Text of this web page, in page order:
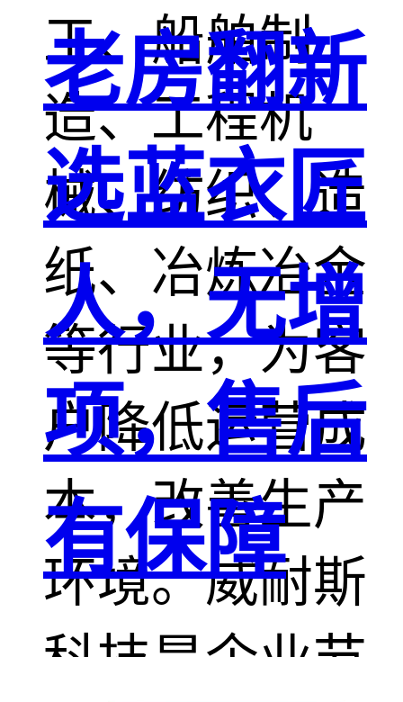
工、船舶制
造、工程机
械、纺织、造
纸、冶炼冶金
等行业，为客
户降低运营成
本，改善生产
环境。威耐斯
科技是企业节
老房翻新
选蓝衣匠
人，无增
项，售后
有保障